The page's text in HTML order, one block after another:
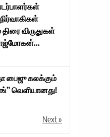
விருதுகள்
பைஜு கலக்கும்
வெளியானது!
Next »